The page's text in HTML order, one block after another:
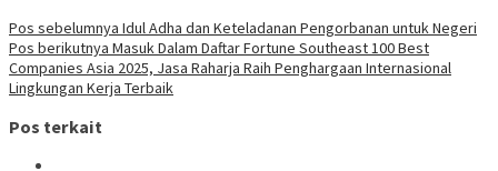
Pos sebelumnya Idul Adha dan Keteladanan Pengorbanan untuk Negeri
Pos berikutnya Masuk Dalam Daftar Fortune Southeast 100 Best
Companies Asia 2025, Jasa Raharja Raih Penghargaan Internasional
Lingkungan Kerja Terbaik
Pos terkait